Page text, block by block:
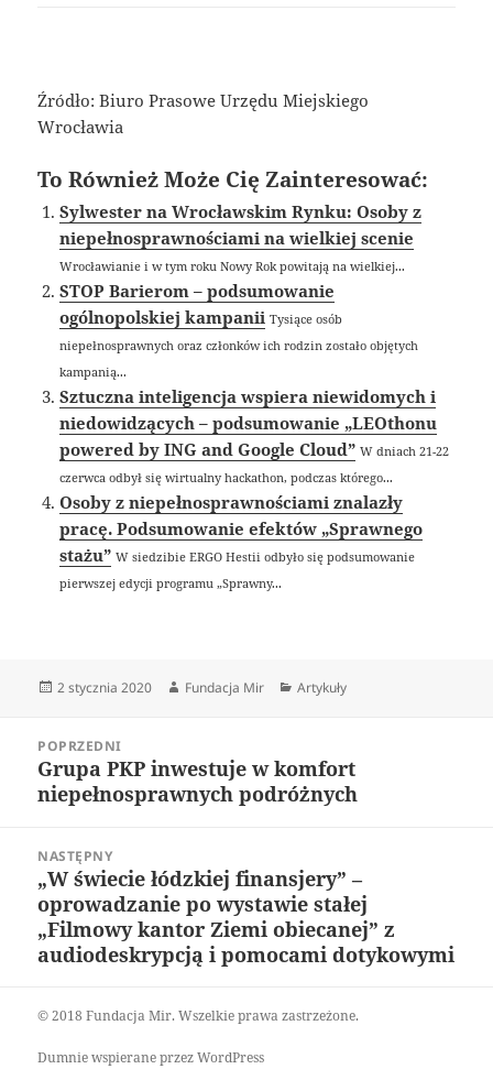
Źródło: Biuro Prasowe Urzędu Miejskiego
Wrocławia
To Również Może Cię Zainteresować:
Sylwester na Wrocławskim Rynku: Osoby z
niepełnosprawnościami na wielkiej scenie
Wrocławianie i w tym roku Nowy Rok powitają na wielkiej...
STOP Barierom – podsumowanie
ogólnopolskiej kampanii Tysiące osób
niepełnosprawnych oraz członków ich rodzin zostało objętych
kampanią...
Sztuczna inteligencja wspiera niewidomych i
niedowidzących – podsumowanie „LEOthonu
powered by ING and Google Cloud” W dniach 21-22
czerwca odbył się wirtualny hackathon, podczas którego...
Osoby z niepełnosprawnościami znalazły
pracę. Podsumowanie efektów „Sprawnego
stażu” W siedzibie ERGO Hestii odbyło się podsumowanie
pierwszej edycji programu „Sprawny...
Data
2 stycznia 2020 Autor
Fundacja Mir Kategorie
Artykuły
wpisuPOPRZEDNI
Poprzedni
wpis:
Grupa PKP inwestuje w komfort
niepełnosprawnych podróżnych
NASTĘPNY
Następny
wpis:
„W świecie łódzkiej finansjery” –
oprowadzanie po wystawie stałej
„Filmowy kantor Ziemi obiecanej” z
audiodeskrypcją i pomocami dotykowymi
© 2018 Fundacja Mir. Wszelkie prawa zastrzeżone.
Dumnie wspierane przez WordPress